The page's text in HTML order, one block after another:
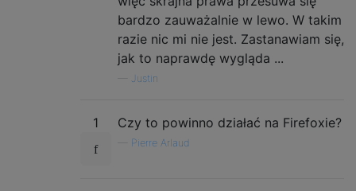
bardzo zauważalnie w lewo. W takim
razie nic mi nie jest. Zastanawiam się,
jak to naprawdę wygląda ...
Justin
1 Czy to powinno działać na Firefoxie?
Pierre Arlaud